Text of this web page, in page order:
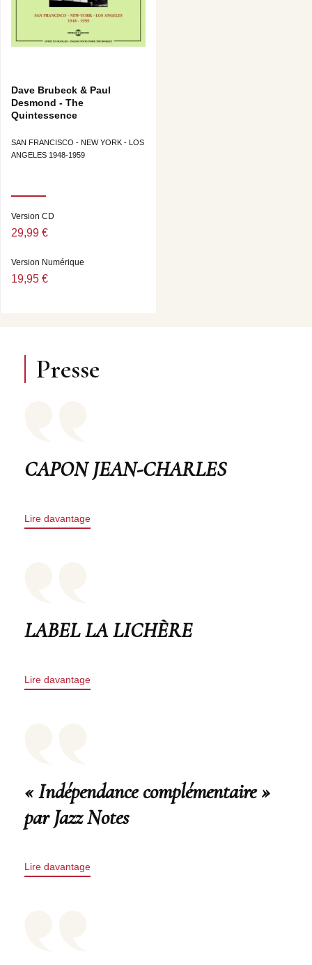
Dave Brubeck & Paul
Desmond - The
Quintessence
SAN FRANCISCO - NEW YORK - LOS
ANGELES 1948-1959
Version CD
29,99 €
Version Numérique
19,95 €
Presse
CAPON JEAN-CHARLES
Lire davantage
LABEL LA LICHÈRE
Lire davantage
« Indépendance complémentaire »
par Jazz Notes
Lire davantage